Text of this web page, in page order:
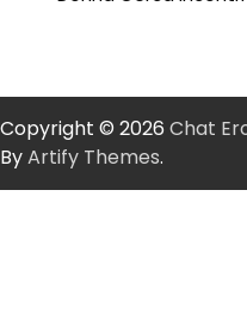
Copyright © 2026 Chat
ByArtify Themes.